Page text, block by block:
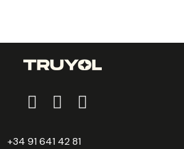
+34 91 641 42 81